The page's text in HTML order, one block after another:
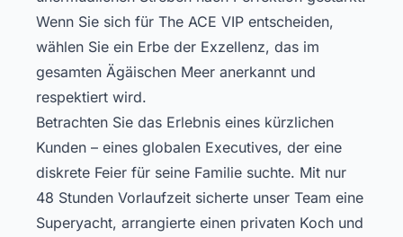
Wenn Sie sich für The ACE VIP entscheiden,
wählen Sie ein Erbe der Exzellenz, das im
gesamten Ägäischen Meer anerkannt und
respektiert wird.
Betrachten Sie das Erlebnis eines kürzlichen
Kunden – eines globalen Executives, der eine
diskrete Feier für seine Familie suchte. Mit nur
48 Stunden Vorlaufzeit sicherte unser Team eine
Superyacht, arrangierte einen privaten Koch und